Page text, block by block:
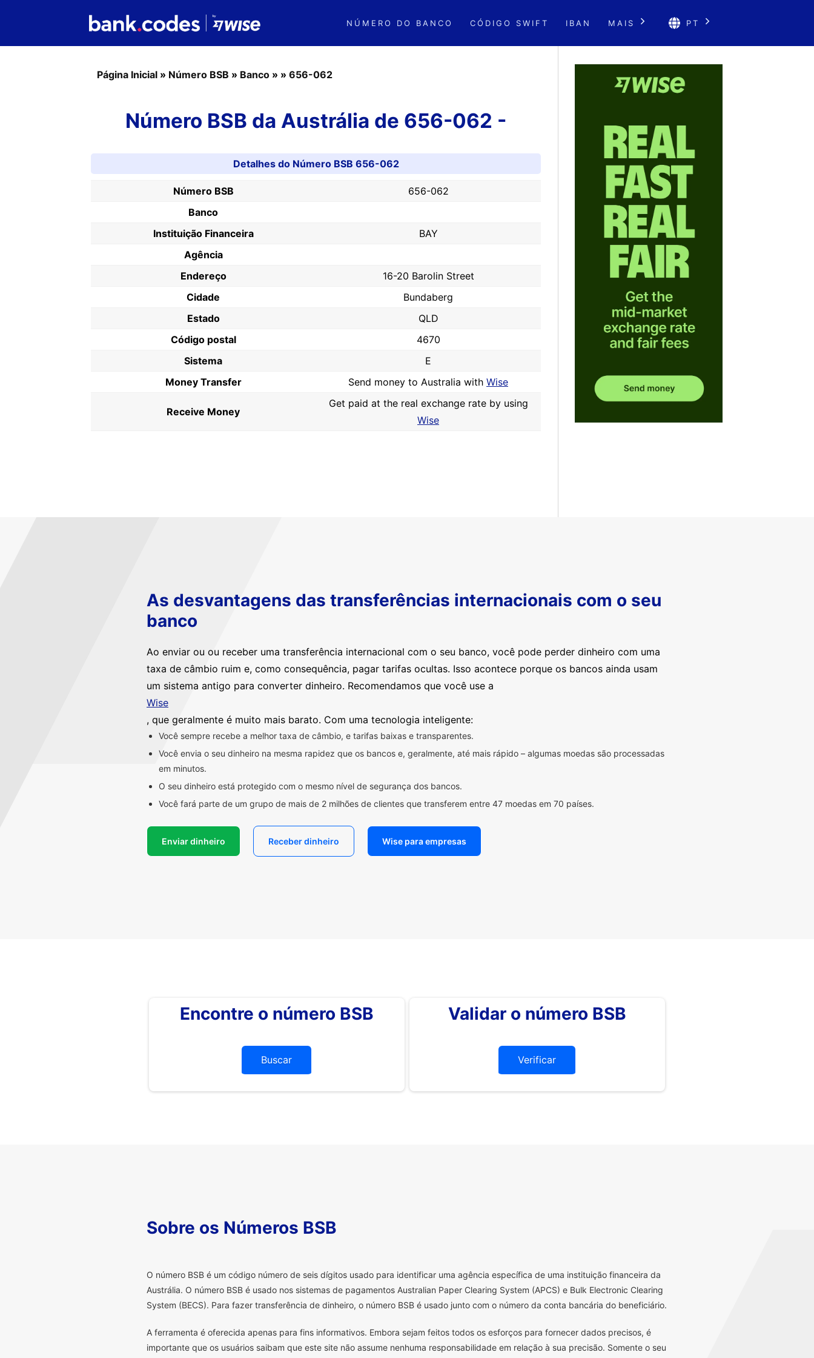
NÚMERO DO BANCO CÓDIGO SWIFT IBAN MAIS PT
Página Inicial » Número BSB » Banco » » 656-062
Número BSB da Austrália de 656-062 -
Detalhes do Número BSB 656-062
Número BSB
656-062
Banco
Instituição Financeira
BAY
Agência
Endereço
16-20 Barolin Street
Cidade
Bundaberg
Estado
QLD
Código postal
4670
Sistema
E
Money Transfer
Send money to Australia with Wise
Receive Money
Get paid at the real exchange rate by using
Wise
As desvantagens das transferências internacionais com o seu
banco
Ao enviar ou ou receber uma transferência internacional com o seu banco, você pode perder dinheiro com uma
taxa de câmbio ruim e, como consequência, pagar tarifas ocultas. Isso acontece porque os bancos ainda usam
um sistema antigo para converter dinheiro. Recomendamos que você use a
Wise
, que geralmente é muito mais barato. Com uma tecnologia inteligente:
Você sempre recebe a melhor taxa de câmbio, e tarifas baixas e transparentes.
Você envia o seu dinheiro na mesma rapidez que os bancos e, geralmente, até mais rápido – algumas moedas são processadas
em minutos.
O seu dinheiro está protegido com o mesmo nível de segurança dos bancos.
Você fará parte de um grupo de mais de 2 milhões de clientes que transferem entre 47 moedas em 70 países.
Enviar dinheiro Receber dinheiro Wise para empresas
Encontre o número BSB
Buscar
Validar o número BSB
Verificar
Sobre os Números BSB
O número BSB é um código número de seis dígitos usado para identificar uma agência específica de uma instituição financeira da
Austrália. O número BSB é usado nos sistemas de pagamentos Australian Paper Clearing System (APCS) e Bulk Electronic Clearing
System (BECS). Para fazer transferência de dinheiro, o número BSB é usado junto com o número da conta bancária do beneficiário.
A ferramenta é oferecida apenas para fins informativos. Embora sejam feitos todos os esforços para fornecer dados precisos, é
importante que os usuários saibam que este site não assume nenhuma responsabilidade em relação à sua precisão. Somente o seu